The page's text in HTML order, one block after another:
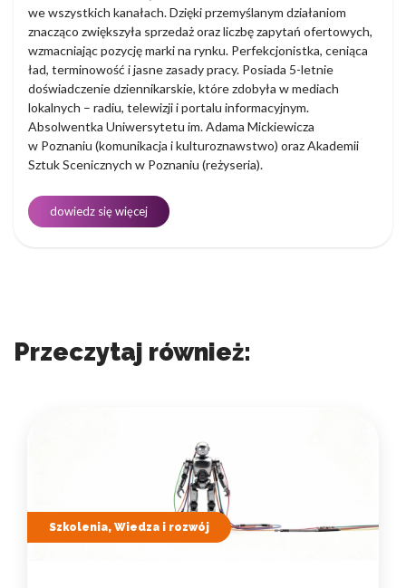
we wszystkich kanałach. Dzięki przemyślanym działaniom
znacząco zwiększyła sprzedaż oraz liczbę zapytań ofertowych,
wzmacniając pozycję marki na rynku. Perfekcjonistka, ceniąca
ład, terminowość i jasne zasady pracy. Posiada 5-letnie
doświadczenie dziennikarskie, które zdobyła w mediach
lokalnych – radiu, telewizji i portalu informacyjnym.
Absolwentka Uniwersytetu im. Adama Mickiewicza
w Poznaniu (komunikacja i kulturoznawstwo) oraz Akademii
Sztuk Scenicznych w Poznaniu (reżyseria).
dowiedz się więcej
Przeczytaj również:
Szkolenia, Wiedza i rozwój